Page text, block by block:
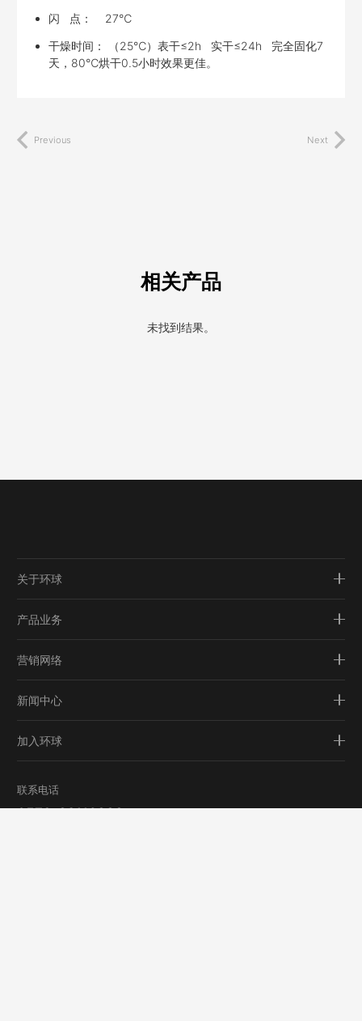
闪 点： 27℃
干燥时间： （25℃）表干≤2h 实干≤24h 完全固化7
天，80℃烘干0.5小时效果更佳。
Previous Next
相关产品
未找到结果。
关于环球
产品业务
营销网络
新闻中心
加入环球
联系电话
0579-82116888